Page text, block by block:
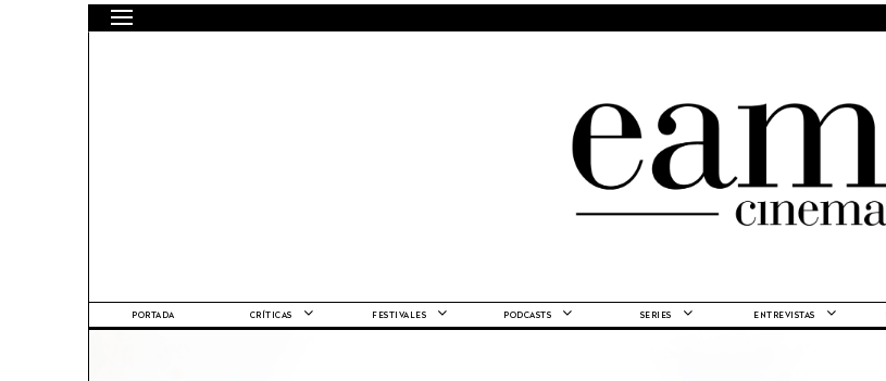
PORTADA CRÍTICAS FESTIVALES PODCASTS SERIES ENTREVISTAS